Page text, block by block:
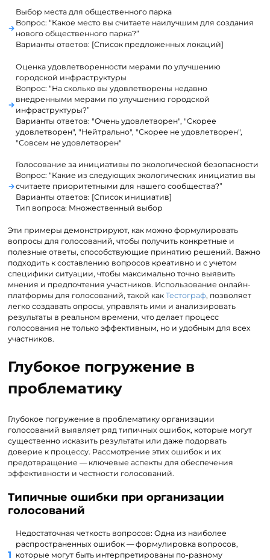
Выбор места для общественного парка
Вопрос: “Какое место вы считаете наилучшим для создания
нового общественного парка?”
Варианты ответов: [Список предложенных локаций]
Оценка удовлетворенности мерами по улучшению
городской инфраструктуры
Вопрос: “На сколько вы удовлетворены недавно
внедренными мерами по улучшению городской
инфраструктуры?”
Варианты ответов: "Очень удовлетворен", "Скорее
удовлетворен", "Нейтрально", "Скорее не удовлетворен",
"Совсем не удовлетворен"
Голосование за инициативы по экологической безопасности
Вопрос: “Какие из следующих экологических инициатив вы
считаете приоритетными для нашего сообщества?”
Варианты ответов: [Список инициатив]
Тип вопроса: Множественный выбор
Эти примеры демонстрируют, как можно формулировать
вопросы для голосований, чтобы получить конкретные и
полезные ответы, способствующие принятию решений. Важно
подходить к составлению вопросов креативно и с учетом
специфики ситуации, чтобы максимально точно выявить
мнения и предпочтения участников. Использование онлайн-
платформы для голосований, такой какТестограф, позволяет
легко создавать опросы, управлять ими и анализировать
результаты в реальном времени, что делает процесс
голосования не только эффективным, но и удобным для всех
участников.
Глубокое погружение в
проблематику
Глубокое погружение в проблематику организации
голосований выявляет ряд типичных ошибок, которые могут
существенно исказить результаты или даже подорвать
доверие к процессу. Рассмотрение этих ошибок и их
предотвращение — ключевые аспекты для обеспечения
эффективности и честности голосований.
Типичные ошибки при организации
голосований
Недостаточная четкость вопросов: Одна из наиболее
распространенных ошибок — формулировка вопросов,
которые могут быть интерпретированы по-разному